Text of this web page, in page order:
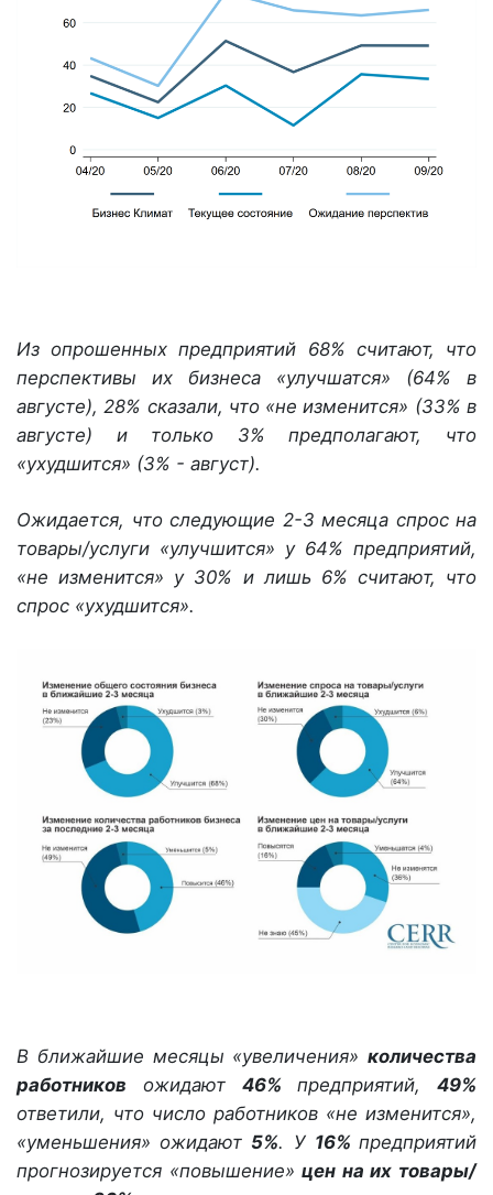
Из опрошенных предприятий 68% считают, что
перспективы их бизнеса «улучшатся» (64% в
августе), 28% сказали, что «не изменится» (33% в
августе) и только 3% предполагают, что
«ухудшится» (3% - август).
Ожидается, что следующие 2-3 месяца спрос на
товары/услуги «улучшится» у 64% предприятий,
«не изменится» у 30% и лишь 6% считают, что
спрос «ухудшится».
В ближайшие месяцы «увеличения» количества
работников ожидают 46% предприятий, 49%
ответили, что число работников «не изменится»,
«уменьшения» ожидают 5%. У 16%предприятий
прогнозируется «повышение»цен на их товары/